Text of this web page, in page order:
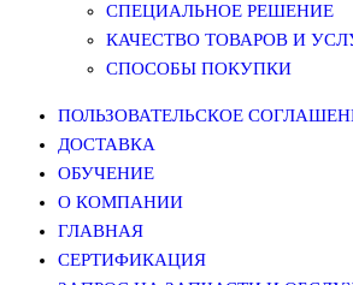
СПЕЦИАЛЬНОЕ РЕШЕНИЕ
КАЧЕСТВО ТОВАРОВ И
СПОСОБЫ ПОКУПКИ
ПОЛЬЗОВАТЕЛЬСКОЕ
ДОСТАВКА
ОБУЧЕНИЕ
О КОМПАНИИ
ГЛАВНАЯ
СЕРТИФИКАЦИЯ